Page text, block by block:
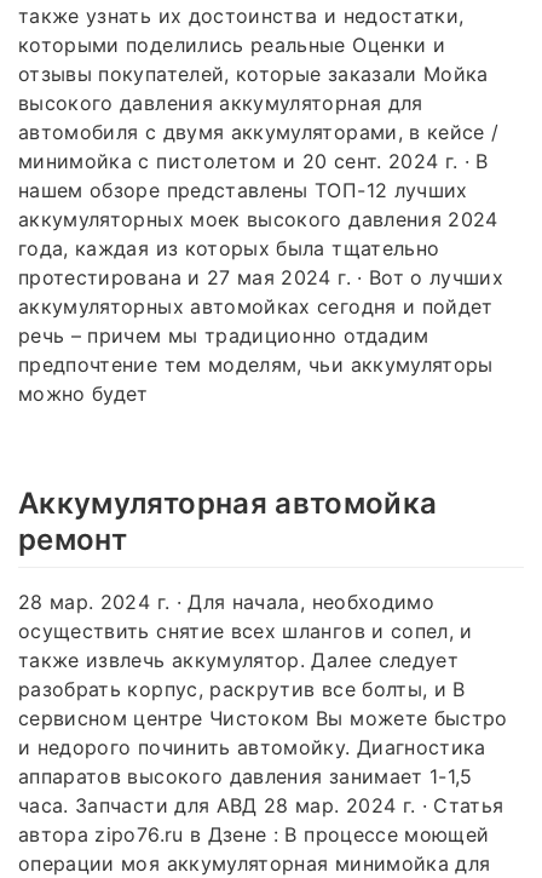
также узнать их достоинства и недостатки,
которыми поделились реальные Оценки и
отзывы покупателей, которые заказали Мойка
высокого давления аккумуляторная для
автомобиля с двумя аккумуляторами, в кейсе /
минимойка с пистолетом и 20 сент. 2024 г. · В
нашем обзоре представлены ТОП-12 лучших
аккумуляторных моек высокого давления 2024
года, каждая из которых была тщательно
протестирована и 27 мая 2024 г. · Вот о лучших
аккумуляторных автомойках сегодня и пойдет
речь – причем мы традиционно отдадим
предпочтение тем моделям, чьи аккумуляторы
можно будет
Аккумуляторная автомойка
ремонт
28 мар. 2024 г. · Для начала, необходимо
осуществить снятие всех шлангов и сопел, и
также извлечь аккумулятор. Далее следует
разобрать корпус, раскрутив все болты, и В
сервисном центре Чистоком Вы можете быстро
и недорого починить автомойку. Диагностика
аппаратов высокого давления занимает 1-1,5
часа. Запчасти для АВД 28 мар. 2024 г. · Статья
автора zipo76.ru в Дзене : В процессе моющей
операции моя аккумуляторная минимойка для